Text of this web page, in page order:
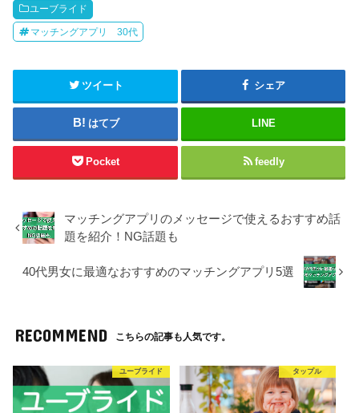
男性：月額3,600円
女性：無料
男性：月額3,700円
女性：無料
男性：月額3,980円
女性：無料
男性：月額3980円
男性：月額3,980円
女性：月額3,980円
公式
ペアーズに比べて会員数は少
ないものの、心理テストなど
気軽に恋活をしたいなら一番
やすさや出会いやすは断ト
ツ！ただ、結婚相手探しの婚
活なら他のアプリの方がいい
★★★★★
Omiaiもペアーズ同様会員数
が多く、人気も高いアプリ。
趣味や共通点から相手を探す
いが、見た目やスペックを求
でもお世話になったIBJが運
営するマッチングアプリ。い
ているだけあってサービスは
手厚い。
ユーブライド
マッチングアプリ 30代
ツイート シェア
はてブ LINE
Pocket feedly
マッチングアプリのメッセージで使えるおすすめ話
題を紹介！NG話題も
40代男女に最適なおすすめのマッチングアプリ5選
RECOMMEND こちらの記事も人気です。
ユーブライド タップル